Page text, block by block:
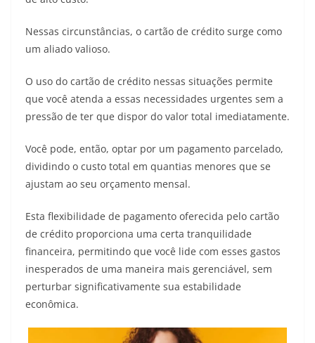
Nessas circunstâncias, o cartão de crédito surge como
um aliado valioso.
O uso do cartão de crédito nessas situações permite
que você atenda a essas necessidades urgentes sem a
pressão de ter que dispor do valor total imediatamente.
Você pode, então, optar por um pagamento parcelado,
dividindo o custo total em quantias menores que se
ajustam ao seu orçamento mensal.
Esta flexibilidade de pagamento oferecida pelo cartão
de crédito proporciona uma certa tranquilidade
financeira, permitindo que você lide com esses gastos
inesperados de uma maneira mais gerenciável, sem
perturbar significativamente sua estabilidade
econômica.